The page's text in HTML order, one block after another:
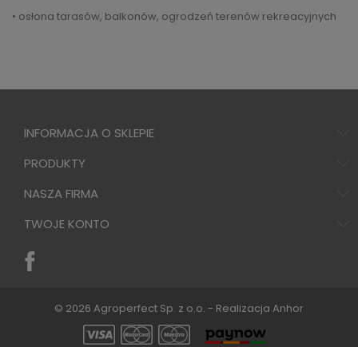
• osłona tarasów, balkonów, ogrodzeń terenów rekreacyjnych
INFORMACJA O SKLEPIE
PRODUKTY
NASZA FIRMA
TWOJE KONTO
© 2026 Agroperfect Sp. z o.o. - Realizacja Anhor